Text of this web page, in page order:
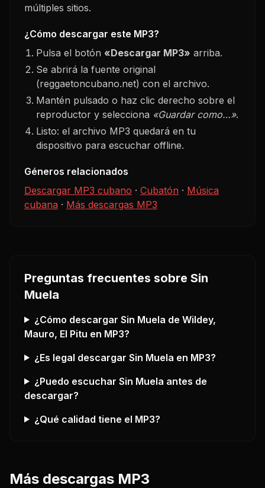
múltiples sitios.
¿Cómo descargar este MP3?
Pulsa el botón «Descargar MP3» arriba.
Se abrirá la fuente original
(reggaetoncubano.net) con el archivo.
Mantén pulsado o haz clic derecho sobre el
reproductor y selecciona «Guardar como…».
Listo: el archivo MP3 quedará en tu
dispositivo para escuchar offline.
Géneros relacionados
Descargar MP3 cubano · Cubatón · Música
cubana · Más descargas MP3
Preguntas frecuentes sobre Sin
Muela
¿Cómo descargar Sin Muela de Wildey,
Mauro, El Pitu en MP3?
¿Es legal descargar Sin Muela en MP3?
¿Puedo escuchar Sin Muela antes de
descargar?
¿Qué calidad tiene el MP3?
Más descargas MP3